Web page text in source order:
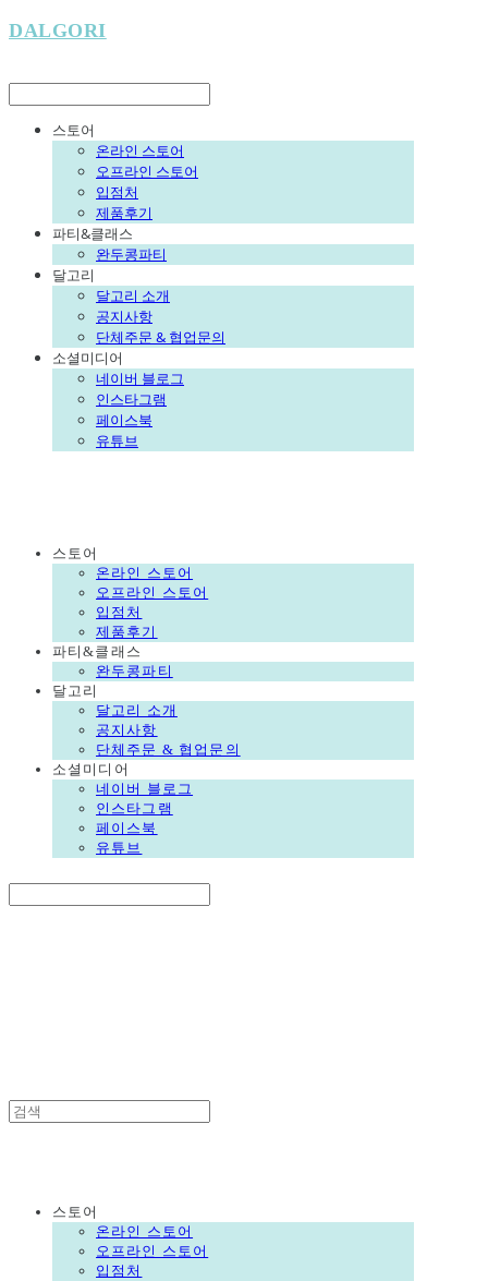
DALGORI
스토어
온라인 스토어
오프라인 스토어
입점처
제품후기
파티&클래스
완두콩파티
달고리
달고리 소개
공지사항
단체주문 & 협업문의
소셜미디어
네이버 블로그
인스타그램
페이스북
유튜브
스토어
온라인 스토어
오프라인 스토어
입점처
제품후기
파티&클래스
완두콩파티
달고리
달고리 소개
공지사항
단체주문 & 협업문의
소셜미디어
네이버 블로그
인스타그램
페이스북
유튜브
스토어
온라인 스토어
오프라인 스토어
입점처